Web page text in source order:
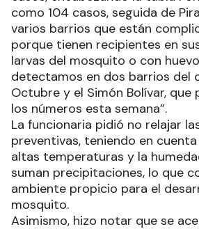
como 104 casos, seguida de
varios barrios que están
porque tienen recipientes en
larvas del mosquito o con
detectamos en dos barrios del
Octubre y el Simón Bolívar,
los números esta semana”.
La funcionaria pidió no relajar
preventivas, teniendo en
altas temperaturas y la
suman precipitaciones, lo que
ambiente propicio para el
mosquito.
Asimismo, hizo notar que se